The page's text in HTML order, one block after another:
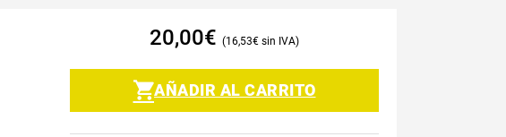
20,00€ 16,53€
AÑADIR AL CARRITO